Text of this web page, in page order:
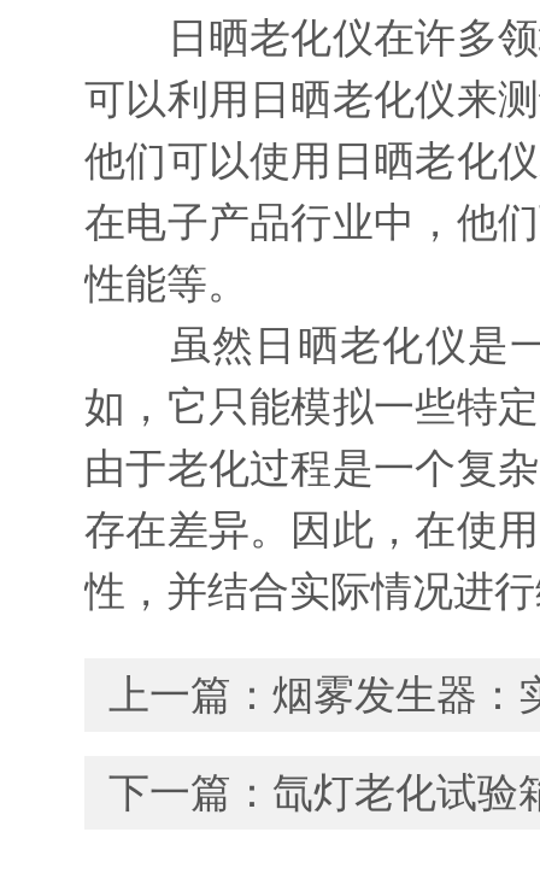
日晒老化仪在许多领
可以利用日晒老化仪来
他们可以使用日晒老化
在电子产品行业中，他
性能等。
虽然日晒老化仪是一
如，它只能模拟一些特
由于老化过程是一个复
存在差异。因此，在使
性，并结合实际情况进
上一篇： 烟雾发生器：
下一篇： 氙灯老化试验